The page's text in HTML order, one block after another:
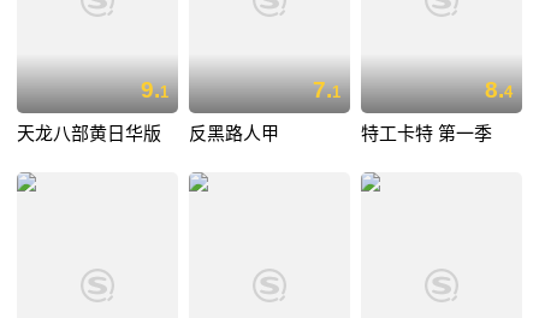
9.1
天龙八部黄日华版
7.1
反黑路人甲
8.4
特工卡特 第一季